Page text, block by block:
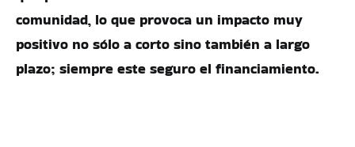
comunidad, lo que provoca un impacto muy
positivo no sólo a corto sino también a largo
plazo; siempre este seguro el financiamiento.